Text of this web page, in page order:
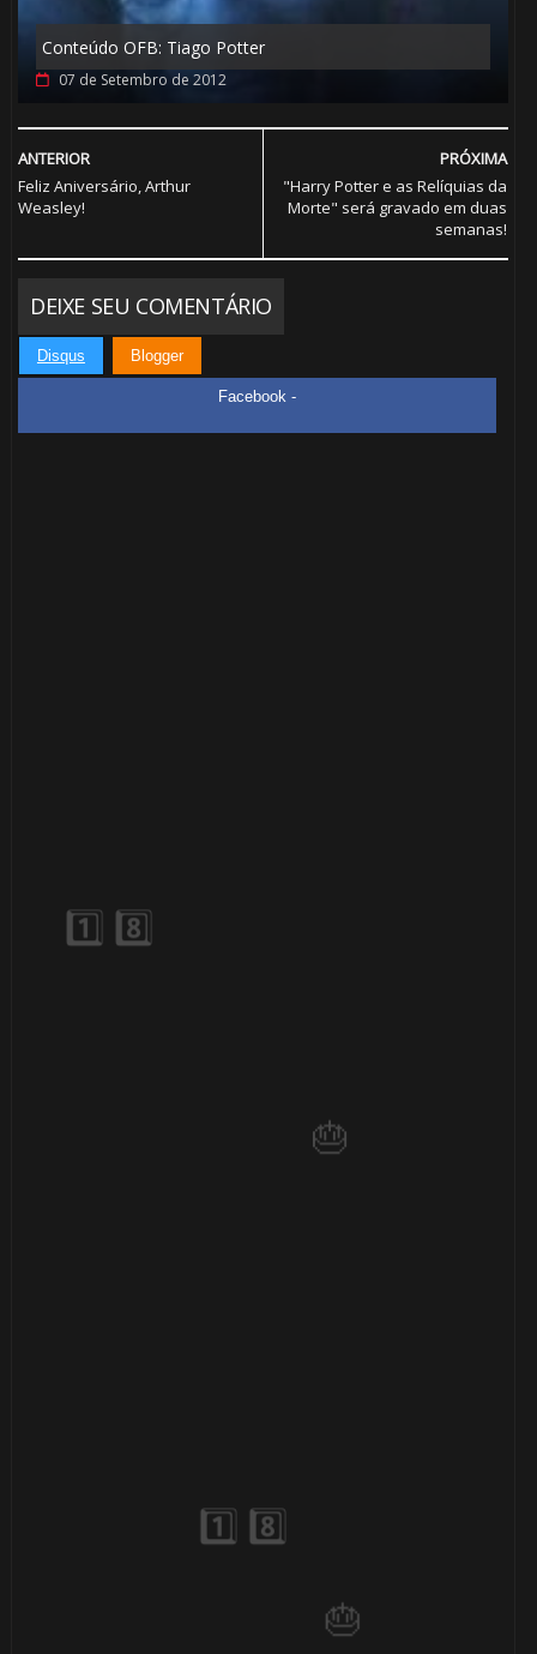
Conteúdo OFB: Tiago Potter
07 de Setembro de 2012
PRÓXIMA
"Harry Potter e as Relíquias da
Morte" será gravado em duas
semanas!
ANTERIOR
Feliz Aniversário, Arthur
Weasley!
DEIXE SEU COMENTÁRIO
Disqus Blogger
Facebook -
1️⃣ 8️⃣
🎂